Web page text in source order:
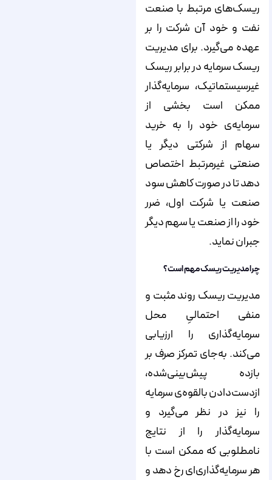
ریسک‌های مرتبط با صنعت
نفت و خود آن شرکت را بر
عهده می‌گیرد. برای مدیریت
ریسک سرمایه در برابر ریسک
غیرسیستماتیک، سرمایه‌گذار
ممکن است بخشی از
سرمایه‌ی خود را به خرید
سهام از شرکتی دیگر یا
صنعتی غیر‌مرتبط اختصاص
دهد تا در صورت کاهش سود
صنعت یا شرکت اول، ضرر
خود را از صنعت یا سهم دیگر
جبران نماید.
چرا مدیریت ریسک مهم است؟
مدیریت ریسک روند مثبت و
منفی احتمالیِ محل
سرمایه‌گذاری را ارزیابی
می‌کند. به‌جای تمرکز صرف بر
بازده پیش‌بینی‌شده،
ازدست‌دادن بالقوه‌ی سرمایه
را نیز در نظر می‌گیرد و
سرمایه‌گذار را از نتایج
نامطلوبی که ممکن است با
هر سرمایه‌گذاری‌ای رخ دهد و